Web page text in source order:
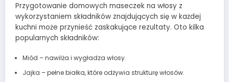
Przygotowanie domowych maseczek na włosy z
wykorzystaniem składników znajdujących się w każdej
kuchni może przynieść zaskakujące rezultaty. Oto kilka
popularnych składników:
Miód – nawilża i wygładza włosy.
Jajka – pełne białka, które odżywia strukturę włosów.